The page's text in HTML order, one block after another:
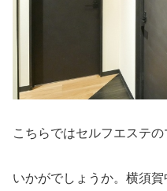
こちらではセルフエステの
いかがでしょうか。横須